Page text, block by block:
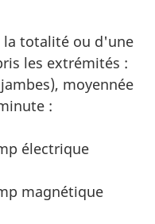
la totalité ou d'une
les extrémités :
moyennée
:
électrique
magnétique